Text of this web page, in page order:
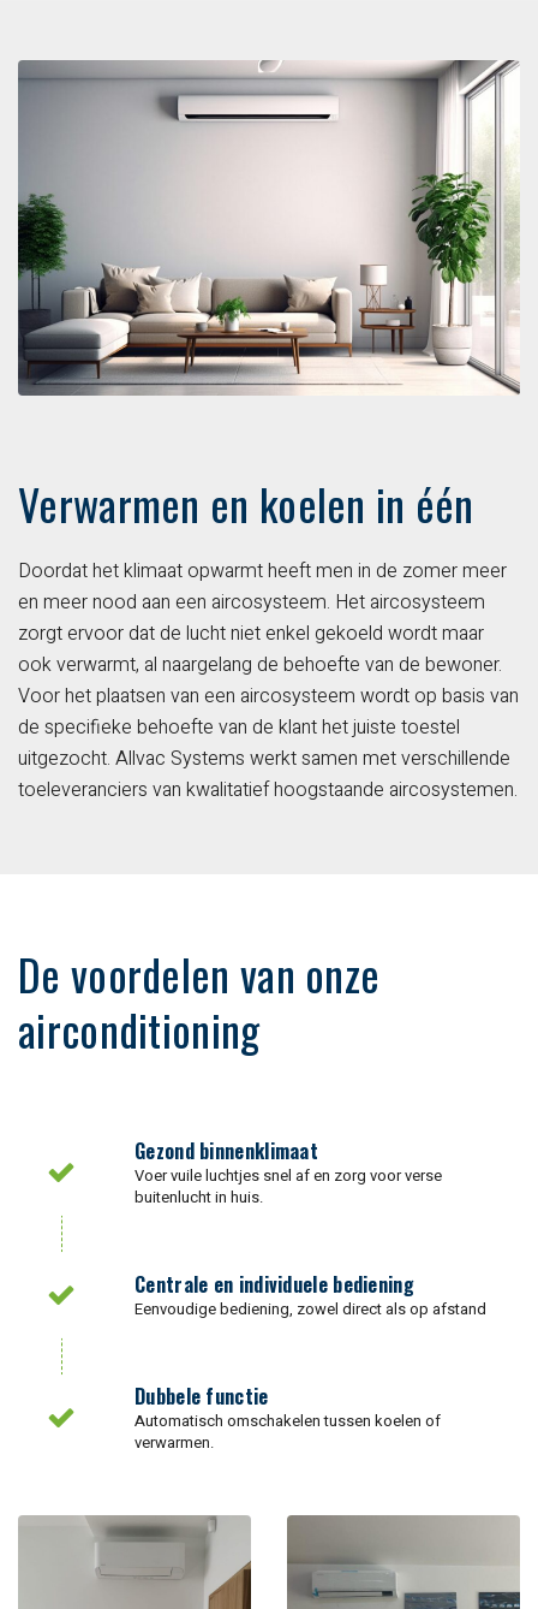
Verwarmen en koelen in één
Doordat het klimaat opwarmt heeft men in de zomer meer
en meer nood aan een aircosysteem. Het aircosysteem
zorgt ervoor dat de lucht niet enkel gekoeld wordt maar
ook verwarmt, al naargelang de behoefte van de bewoner.
Voor het plaatsen van een aircosysteem wordt op basis van
de specifieke behoefte van de klant het juiste toestel
uitgezocht. Allvac Systems werkt samen met verschillende
toeleveranciers van kwalitatief hoogstaande aircosystemen.
De voordelen van onze
airconditioning
Gezond binnenklimaat
Voer vuile luchtjes snel af en zorg voor verse
buitenlucht in huis.
Centrale en individuele bediening
Eenvoudige bediening, zowel direct als op afstand
Dubbele functie
Automatisch omschakelen tussen koelen of
verwarmen.